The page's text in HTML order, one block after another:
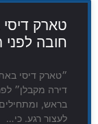
טארק
חובה לפני
״טארק דיסי
דירה מקבלן״
בראש,
לעצור רגע. כי…